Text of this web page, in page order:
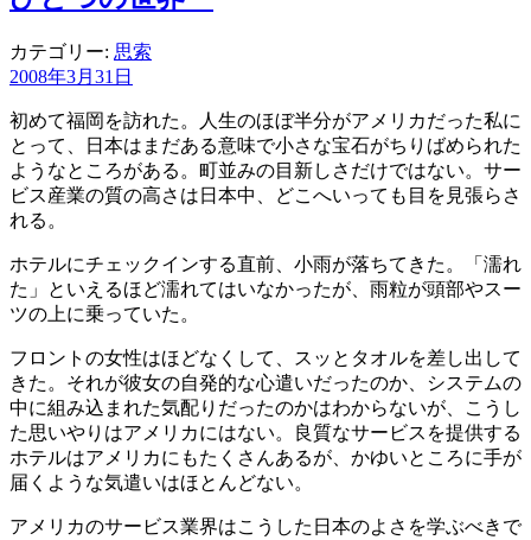
カテゴリー: 思索
2008年3月31日
初めて福岡を訪れた。人生のほぼ半分がアメリカだった私に
とって、日本はまだある意味で小さな宝石がちりばめられた
ようなところがある。町並みの目新しさだけではない。サー
ビス産業の質の高さは日本中、どこへいっても目を見張らさ
れる。
ホテルにチェックインする直前、小雨が落ちてきた。「濡れ
た」といえるほど濡れてはいなかったが、雨粒が頭部やスー
ツの上に乗っていた。
フロントの女性はほどなくして、スッとタオルを差し出して
きた。それが彼女の自発的な心遣いだったのか、システムの
中に組み込まれた気配りだったのかはわからないが、こうし
た思いやりはアメリカにはない。良質なサービスを提供する
ホテルはアメリカにもたくさんあるが、かゆいところに手が
届くような気遣いはほとんどない。
アメリカのサービス業界はこうした日本のよさを学ぶべきで